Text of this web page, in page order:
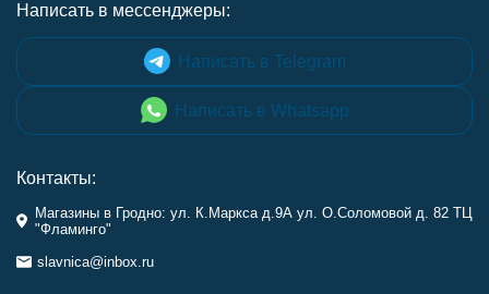
Написать в мессенджеры:
Написать в Telegram
Написать в Whatsapp
Контакты:
Магазины в Гродно: ул. К.Маркса д.9А ул. О.Соломовой д. 82 ТЦ
"Фламинго"
slavnica@inbox.ru